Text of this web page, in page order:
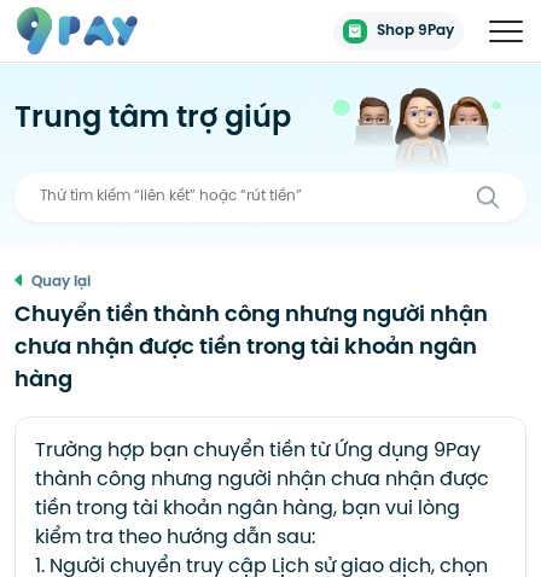
Shop 9Pay
Trung tâm trợ giúp
Quay lại
Chuyển tiền thành công nhưng người nhận
chưa nhận được tiền trong tài khoản ngân
hàng
Trường hợp bạn chuyển tiền từ Ứng dụng 9Pay
thành công nhưng người nhận chưa nhận được
tiền trong tài khoản ngân hàng, bạn vui lòng
kiểm tra theo hướng dẫn sau:
1. Người chuyển truy cập Lịch sử giao dịch, chọn